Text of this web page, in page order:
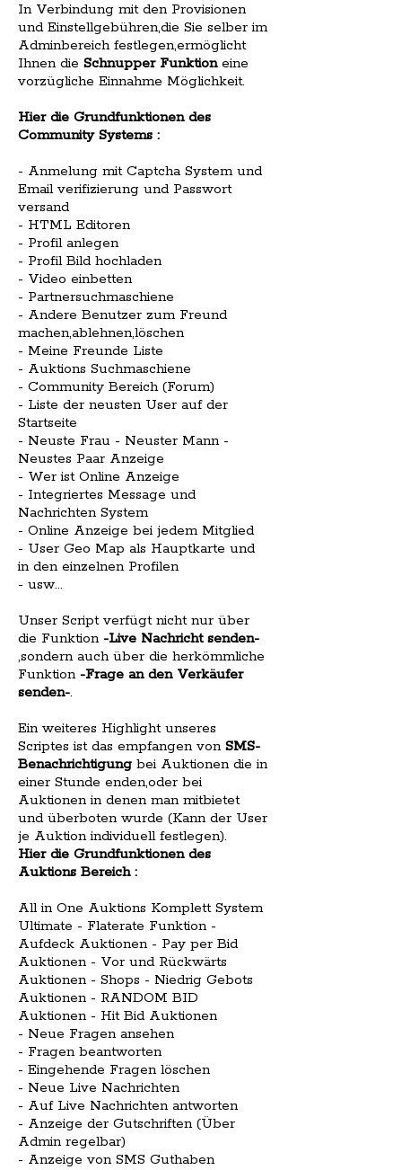
In Verbindung mit den Provisionen
und Einstellgebühren,die Sie selber im
Adminbereich festlegen,ermöglicht
Ihnen die Schnupper Funktioneine
vorzügliche Einnahme Möglichkeit.
Hier die Grundfunktionen des
Community Systems :
- Anmelung mit Captcha System und
Email verifizierung und Passwort
versand
- HTML Editoren
- Profil anlegen
- Profil Bild hochladen
- Video einbetten
- Partnersuchmaschiene
- Andere Benutzer zum Freund
machen,ablehnen,löschen
- Meine Freunde Liste
- Auktions Suchmaschiene
- Community Bereich (Forum)
- Liste der neusten User auf der
Startseite
- Neuste Frau - Neuster Mann -
Neustes Paar Anzeige
- Wer ist Online Anzeige
- Integriertes Message und
Nachrichten System
- Online Anzeige bei jedem Mitglied
- User Geo Map als Hauptkarte und
in den einzelnen Profilen
- usw...
Unser Script verfügt nicht nur über
die Funktion -Live Nachricht senden-
,sondern auch über die herkömmliche
Funktion -Frage an den Verkäufer
senden-.
Ein weiteres Highlight unseres
Scriptes ist das empfangen von SMS-
Benachrichtigung bei Auktionen die in
einer Stunde enden,oder bei
Auktionen in denen man mitbietet
und überboten wurde (Kann der User
je Auktion individuell festlegen).
Hier die Grundfunktionen des
Auktions Bereich :
All in One Auktions Komplett System
Ultimate - Flaterate Funktion -
Aufdeck Auktionen - Pay per Bid
Auktionen - Vor und Rückwärts
Auktionen - Shops - Niedrig Gebots
Auktionen - RANDOM BID
Auktionen - Hit Bid Auktionen
- Neue Fragen ansehen
- Fragen beantworten
- Eingehende Fragen löschen
- Neue Live Nachrichten
- Auf Live Nachrichten antworten
- Anzeige der Gutschriften (Über
Admin regelbar)
- Anzeige von SMS Guthaben